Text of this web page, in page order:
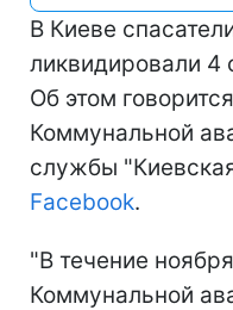
В Киеве
ликвидировали 4
Об этом
Коммунальной
службы
Facebook.
"В течение
Коммунальной